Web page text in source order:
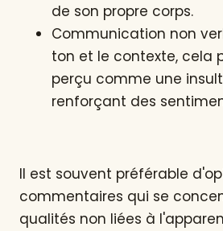
de son propre corps.
Communication non
ton et le contexte, cela
perçu comme une
renforçant des
Il est souvent préférable
commentaires qui se
qualités non liées à